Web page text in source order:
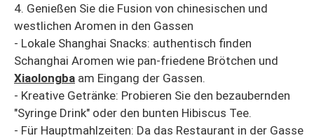
4. Genießen Sie die Fusion von chinesischen und
westlichen Aromen in den Gassen
- Lokale Shanghai Snacks: authentisch finden
Schanghai Aromen wie pan-friedene Brötchen und
Xiaolongba am Eingang der Gassen.
- Kreative Getränke: Probieren Sie den bezaubernden
"Syringe Drink" oder den bunten Hibiscus Tee.
- Für Hauptmahlzeiten: Da das Restaurant in der Gasse